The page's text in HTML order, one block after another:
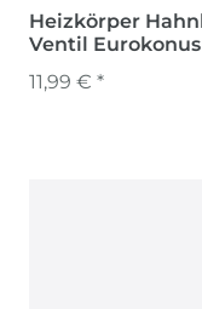
Heizkörper
Ventil
11,99 € *